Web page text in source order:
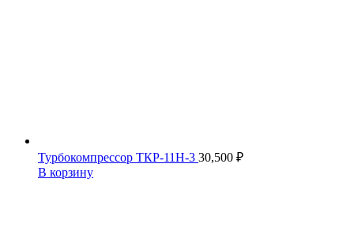
Турбокомпрессор ТКР-11Н-3 30,500 ₽
В корзину